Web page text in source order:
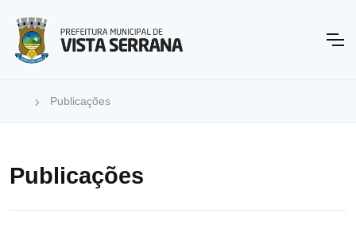
Publicações
Publicações